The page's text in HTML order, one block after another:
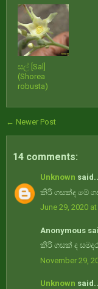
සල් [Sal]
(Shorea
robusta)
← Newer Post
14 comments:
Unknown
කිරි ගසක්ද මේ
June 29, 2020 at
Anonymous
කිරි ගසක් ද
November 29,
Unknown